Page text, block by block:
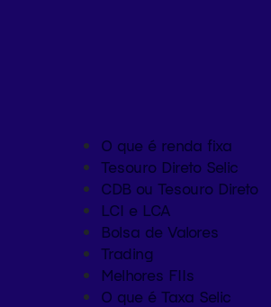
O que é renda fixa
Tesouro Direto Selic
CDB ou Tesouro Direto
LCI e LCA
Bolsa de Valores
Trading
Melhores FIIs
O que é Taxa Selic